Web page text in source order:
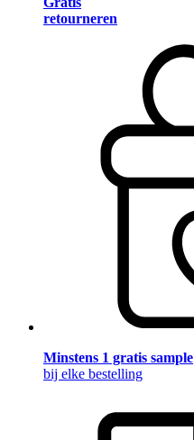
retourneren
Minstens 1 gratis sample
bij elke bestelling